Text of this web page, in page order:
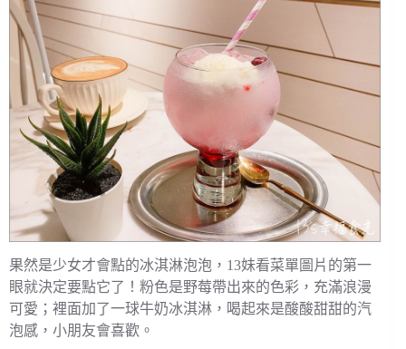
果然是少女才會點的冰淇淋泡泡，13妹看菜單圖片的第一
眼就決定要點它了！粉色是野莓帶出來的色彩，充滿浪漫
可愛；裡面加了一球牛奶冰淇淋，喝起來是酸酸甜甜的汽
泡感，小朋友會喜歡。